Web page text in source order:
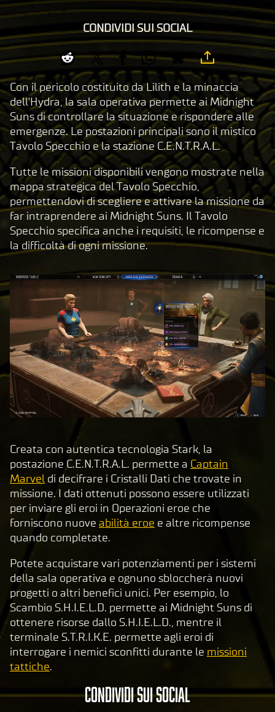
CONDIVIDI SUI SOCIAL
Con il pericolo costituito da Lilith e la minaccia
dell'Hydra, la sala operativa permette ai Midnight
Suns di controllare la situazione e rispondere alle
emergenze. Le postazioni principali sono il mistico
Tavolo Specchio e la stazione C.E.N.T.R.A.L.
Tutte le missioni disponibili vengono mostrate nella
mappa strategica del Tavolo Specchio,
permettendovi di scegliere e attivare la missione da
far intraprendere ai Midnight Suns. Il Tavolo
Specchio specifica anche i requisiti, le ricompense e
la difficoltà di ogni missione.
Creata con autentica tecnologia Stark, la
postazione C.E.N.T.R.A.L. permette a Captain
Marvel di decifrare i Cristalli Dati che trovate in
missione. I dati ottenuti possono essere utilizzati
per inviare gli eroi in Operazioni eroe che
forniscono nuove abilità eroe e altre ricompense
quando completate.
Potete acquistare vari potenziamenti per i sistemi
della sala operativa e ognuno sbloccherà nuovi
progetti o altri benefici unici. Per esempio, lo
Scambio S.H.I.E.L.D. permette ai Midnight Suns di
ottenere risorse dallo S.H.I.E.L.D., mentre il
terminale S.T.R.I.K.E. permette agli eroi di
interrogare i nemici sconfitti durante le missioni
tattiche.
CONDIVIDI SUI SOCIAL